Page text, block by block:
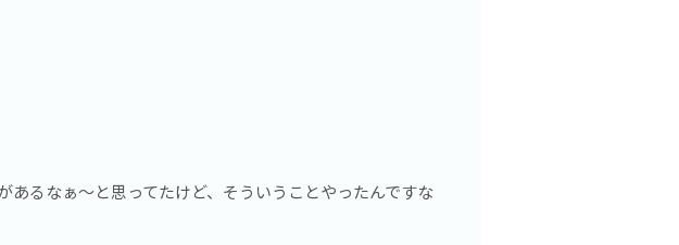
るなぁ〜と思ってたけど、そういうことやったんですな